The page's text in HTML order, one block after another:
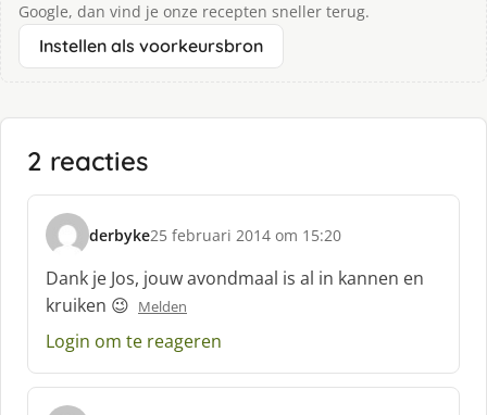
Google, dan vind je onze recepten sneller terug.
Instellen als voorkeursbron
2 reacties
derbyke
s
c
h
r
e
f
25 februari 2014 om 15:20
Dank je Jos, jouw avondmaal is al in kannen en
kruiken 😉 Melden
Login om te reageren